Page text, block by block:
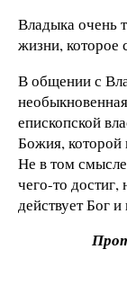
Владыка очень
жизни, которое
В общении с
епископской
Божия, которой
Не в том
чего-то
действует Бог